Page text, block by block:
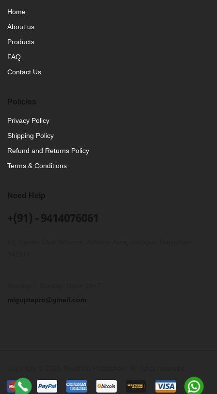
Home
About us
Products
FAQ
Contact Us
Policies
Privacy Policy
Shipping Policy
Refund and Returns Policy
Terms & Conditions
Need Help
+(91) - 9414076061
mlguptapro@gmail.com